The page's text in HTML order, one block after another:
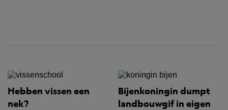
Hebben vissen een
nek?
Bijenkoningin dumpt
landbouwgif in eigen